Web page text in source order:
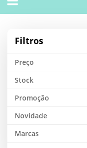
navigation
Filtros
Preço
Stock
Promoção
Novidade
Marcas